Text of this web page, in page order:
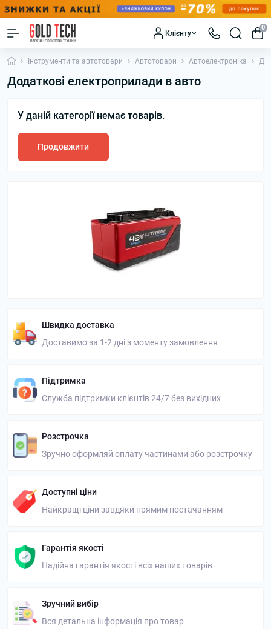
Клієнту
0
Інструменти та автотовари Автотовари Автоелектроніка
Додаткові електроприлади в авто
У даній категорії немає товарів.
Продовжити
Швидка доставка
Доставимо за 1-2 дні з моменту замовлення
Підтримка
Служба підтримки клієнтів 24/7 без вихідних
Розстрочка
Зручно оформляй оплату частинами або розстрочку
Доступні ціни
Найкращі ціни завдяки прямим постачанням
Гарантія якості
Надійна гарантія якості всіх наших товарів
Зручний вибір
Вся детальна інформація про товар